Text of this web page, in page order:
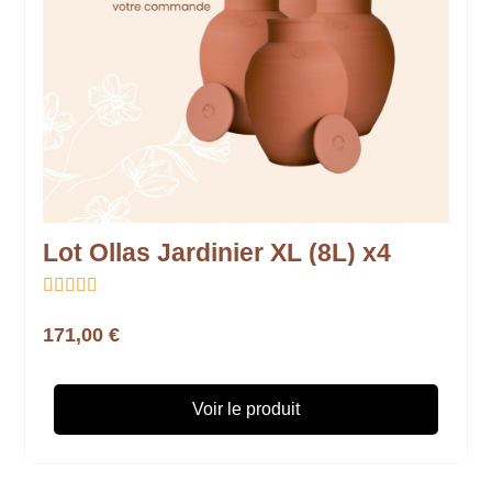
Lot Ollas Jardinier XL (8L) x4
    
171,00 €
Voir le produit